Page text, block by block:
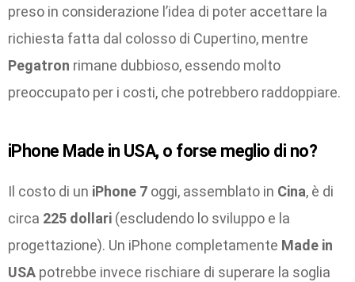
preso in considerazione l’idea di poter accettare la
richiesta fatta dal colosso di Cupertino, mentre
Pegatron rimane dubbioso, essendo molto
preoccupato per i costi, che potrebbero raddoppiare.
iPhone Made in USA, o forse meglio di no?
Il costo di un iPhone 7 oggi, assemblato in Cina, è di
circa 225 dollari (escludendo lo sviluppo e la
progettazione). Un iPhone completamente Made in
USA potrebbe invece rischiare di superare la soglia